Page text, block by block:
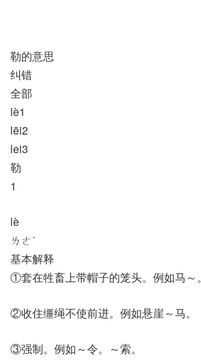
勒的意思
纠错
全部
lè1
lēi2
lei3
勒
1
lè
ㄌㄜˋ
基本解释
①套在牲畜上带帽子的笼头。例如马～。
②收住缰绳不使前进。例如悬崖～马。
③强制。例如～令。～索。